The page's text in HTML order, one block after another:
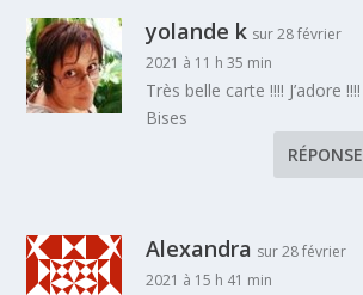
yolande k sur 28 février
2021 à 11 h 35 min
Très belle carte !!!! J’adore !!!!
Bises
RÉPONSE
Alexandra sur 28 février
2021 à 15 h 41 min